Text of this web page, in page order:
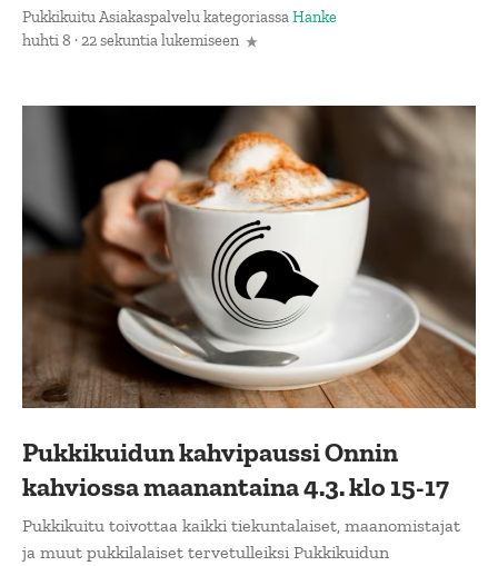
Pukkikuitu AsiakaspalvelukategoriassaHanke
huhti 8 · 22 sekuntia lukemiseen
Pukkikuidun kahvipaussi Onnin
kahviossa maanantaina 4.3. klo 15-17
Pukkikuitu toivottaa kaikki tiekuntalaiset, maanomistajat
ja muut pukkilalaiset tervetulleiksi Pukkikuidun